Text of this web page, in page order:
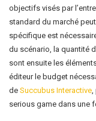
objectifs visés par
standard du marché
spécifique est
du scénario, la quantité
sont ensuite les
éditeur le budget
de Succubus Interactive,
serious game dans une